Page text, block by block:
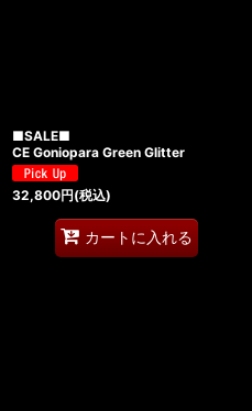
■SALE■
CE Goniopara Green Glitter
32,800円(税込)
カートに入れる